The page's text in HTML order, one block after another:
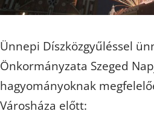
Ünnepi Díszközgyűléssel
Önkormányzata Szeged
hagyományoknak
Városháza előtt: